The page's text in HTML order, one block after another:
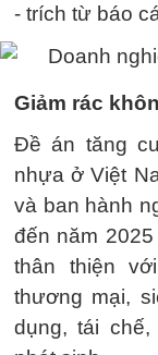
- trích từ báo
Giảm rác
Đề án tăng
nhựa ở Việt
và ban hành
đến năm
thân thiện
thương mại,
dụng, tái